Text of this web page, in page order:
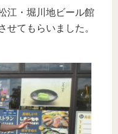
江・堀川地ビール館
せてもらいました。